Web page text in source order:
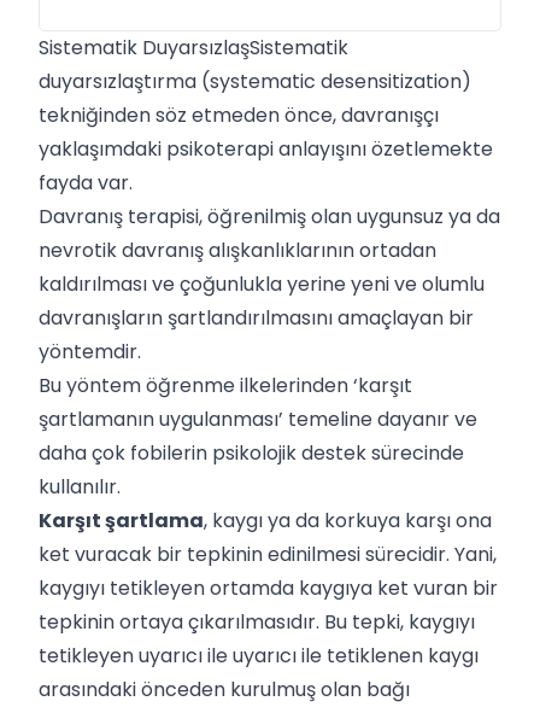
Sistematik DuyarsızlaşSistematik
duyarsızlaştırma (systematic desensitization)
tekniğinden söz etmeden önce, davranışçı
yaklaşımdaki psikoterapi anlayışını özetlemekte
fayda var.
Davranış terapisi, öğrenilmiş olan uygunsuz ya da
nevrotik davranış alışkanlıklarının ortadan
kaldırılması ve çoğunlukla yerine yeni ve olumlu
davranışların şartlandırılmasını amaçlayan bir
yöntemdir.
Bu yöntem öğrenme ilkelerinden ‘karşıt
şartlamanın uygulanması’ temeline dayanır ve
daha çok fobilerin psikolojik destek sürecinde
kullanılır.
Karşıt şartlama, kaygı ya da korkuya karşı ona
ket vuracak bir tepkinin edinilmesi sürecidir. Yani,
kaygıyı tetikleyen ortamda kaygıya ket vuran bir
tepkinin ortaya çıkarılmasıdır. Bu tepki, kaygıyı
tetikleyen uyarıcı ile uyarıcı ile tetiklenen kaygı
arasındaki önceden kurulmuş olan bağı